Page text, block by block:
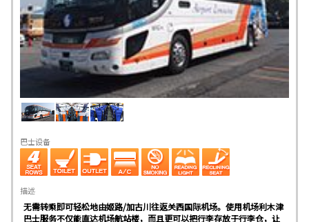
巴士设备
描述
无需转乘即可轻松地由姬路/加古川往返关西国际机场。使用机场利木津
巴士服务不仅能直达机场航站楼，而且更可以把行李存放于行李仓，让